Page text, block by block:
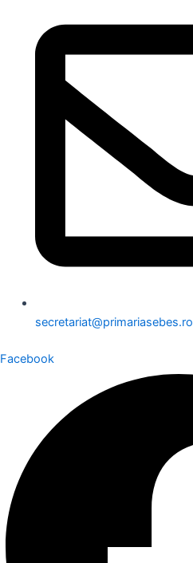
secretariat@primariasebes.ro
Facebook